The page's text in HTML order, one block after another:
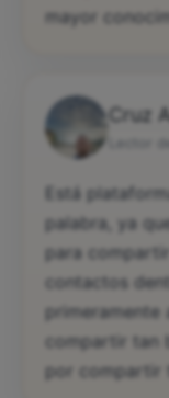
mayor
Cruz
Está
palabra, ya
para
contactos
primeramente
compartir tan
por compartir